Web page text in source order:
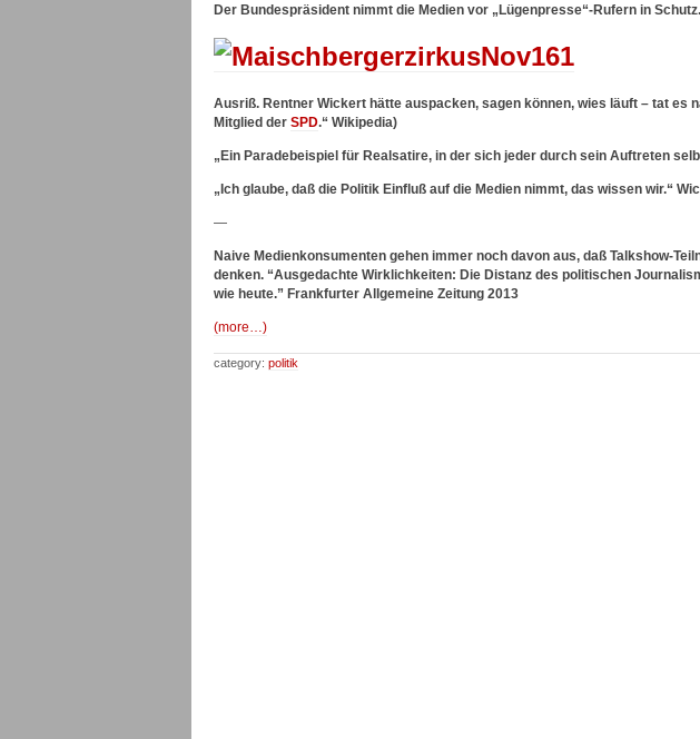
Der Bundespräsident nimmt die Medien vor „Lügenpresse“-Rufern in
Ausriß. Rentner Wickert hätte auspacken, sagen können, wies läuft – tat es
Mitglied der SPD.“ Wikipedia)
„Ein Paradebeispiel für Realsatire, in der sich jeder durch sein Auftreten
„Ich glaube, daß die Politik Einfluß auf die Medien nimmt, das wissen wir.“
—
Naive Medienkonsumenten gehen immer noch davon aus, daß Talkshow-
denken. “Ausgedachte Wirklichkeiten: Die Distanz des politischen
wie heute.” Frankfurter Allgemeine Zeitung 2013
(more…)
category: politik